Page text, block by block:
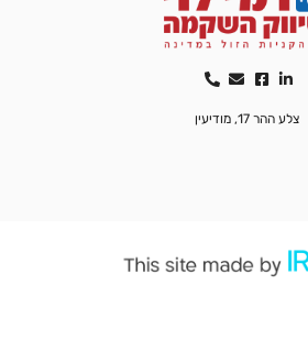
צלע ההר 17, מודיעין